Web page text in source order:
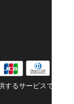
るサービスです